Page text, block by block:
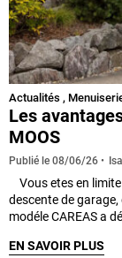
Actualités ,
Les
MOOS
Publié le 08/06/26
Vous etes en
descente de garage,
modéle CAREAS a
EN SAVOIR PLUS